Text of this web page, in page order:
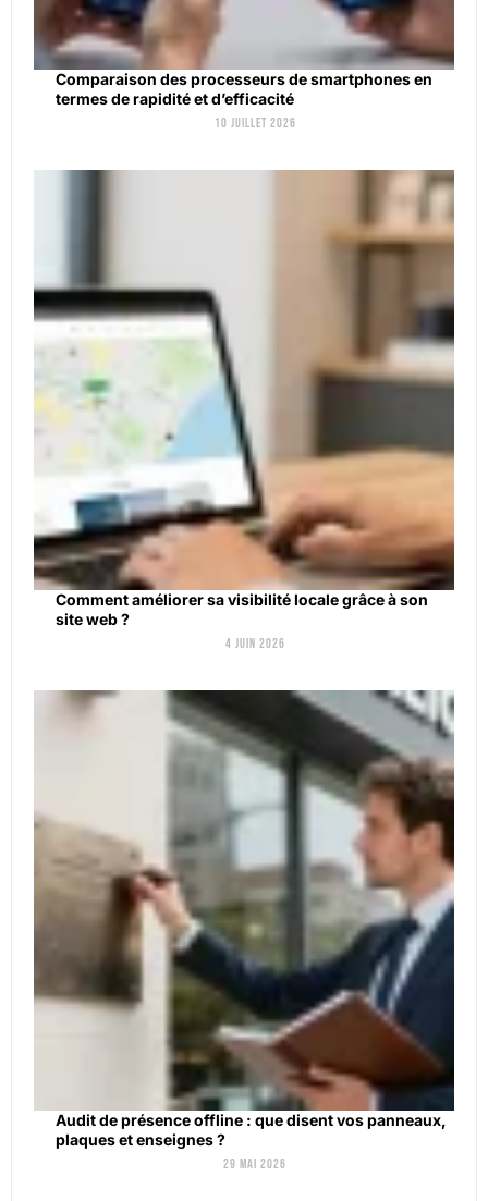
Comparaison des processeurs de smartphones en
termes de rapidité et d’efficacité
10 juillet 2026
Comment améliorer sa visibilité locale grâce à son
site web ?
4 juin 2026
Audit de présence offline : que disent vos panneaux,
plaques et enseignes ?
29 mai 2026